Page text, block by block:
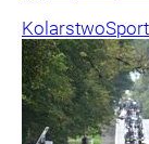
KolarstwoSport